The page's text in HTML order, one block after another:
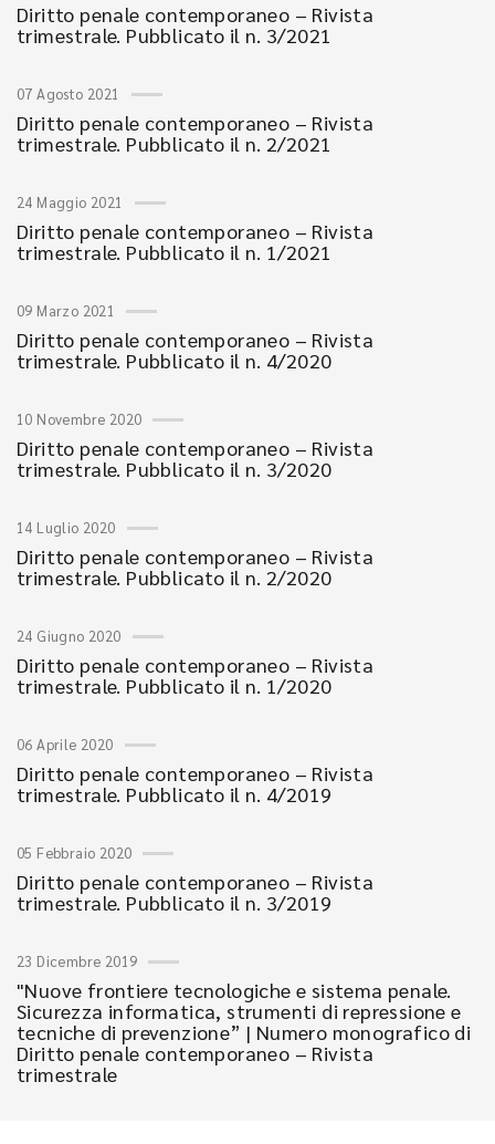
Diritto penale contemporaneo – Rivista
trimestrale. Pubblicato il n. 3/2021
07 Agosto 2021
Diritto penale contemporaneo – Rivista
trimestrale. Pubblicato il n. 2/2021
24 Maggio 2021
Diritto penale contemporaneo – Rivista
trimestrale. Pubblicato il n. 1/2021
09 Marzo 2021
Diritto penale contemporaneo – Rivista
trimestrale. Pubblicato il n. 4/2020
10 Novembre 2020
Diritto penale contemporaneo – Rivista
trimestrale. Pubblicato il n. 3/2020
14 Luglio 2020
Diritto penale contemporaneo – Rivista
trimestrale. Pubblicato il n. 2/2020
24 Giugno 2020
Diritto penale contemporaneo – Rivista
trimestrale. Pubblicato il n. 1/2020
06 Aprile 2020
Diritto penale contemporaneo – Rivista
trimestrale. Pubblicato il n. 4/2019
05 Febbraio 2020
Diritto penale contemporaneo – Rivista
trimestrale. Pubblicato il n. 3/2019
23 Dicembre 2019
"Nuove frontiere tecnologiche e sistema penale.
Sicurezza informatica, strumenti di repressione e
tecniche di prevenzione” | Numero monografico di
Diritto penale contemporaneo – Rivista
trimestrale